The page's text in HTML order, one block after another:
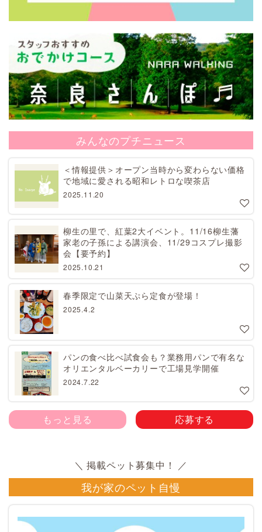
みんなのプチニュース
＜情報提供＞オープン当時から変わらない価格
で地域に愛される昭和レトロな喫茶店
2025.11.20
柳生の里で、紅葉2大イベント。11/16柳生藩
家老の子孫による講演会、11/29コスプレ撮影
会【要予約】
2025.10.21
春季限定で山菜天ぷら定食が登場！
2025.4.2
パンの食べ比べ試食会も？業務用パンで有名な
オリエンタルベーカリーで工場見学開催
2024.7.22
もっと見る 応募する
我が家のペット自慢